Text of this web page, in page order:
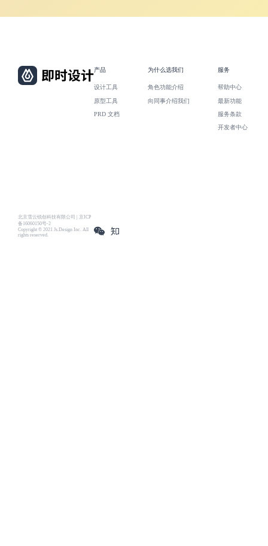
北京雪云锐创科技有限公司 | 京ICP
备16060150号-2
Copyright © 2021 Js.Design Inc. All
rights reserved.
产品
设计工具
原型工具
PRD 文档
为什么选我们
角色功能介绍
向同事介绍我们
服务
帮助中心
最新功能
服务条款
开发者中心